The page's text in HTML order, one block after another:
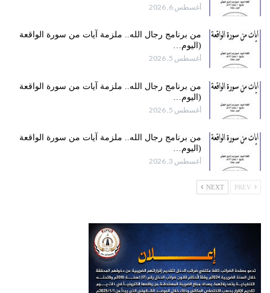
أغسطس 6, 2026
من برنامج رجال الله.. ملزمة آيات من سورة الواقعة
(اليوم…
أغسطس 5, 2026
من برنامج رجال الله.. ملزمة آيات من سورة الواقعة
(اليوم…
أغسطس 5, 2026
من برنامج رجال الله.. ملزمة آيات من سورة الواقعة
(اليوم…
أغسطس 3, 2026
NEXT